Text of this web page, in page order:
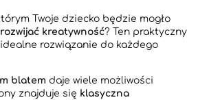
Twoje dziecko będzie mogło
kreatywność? Ten praktyczny
rozwiązanie do każdego
blatem daje wiele możliwości
znajduje się klasyczna